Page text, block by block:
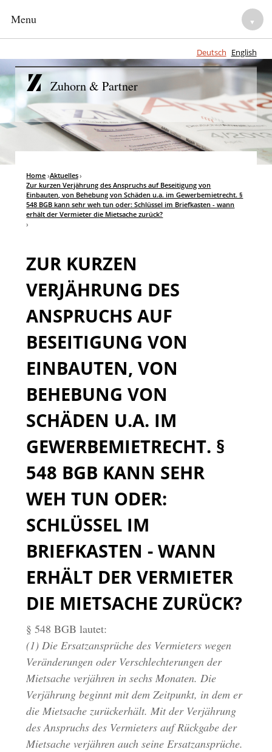
Menu ▼
Deutsch English
HOME
NOTARE ▼
ANWALTLICHE BERATUNG ▼
TEAM
KARRIERE ▼
Zuhorn & Partner
Home ›Aktuelles›
Zur kurzen Verjährung des Anspruchs auf Beseitigung von
Einbauten, von Behebung von Schäden u.a. im Gewerbemietrecht. §
548 BGB kann sehr weh tun oder: Schlüssel im Briefkasten - wann
erhält der Vermieter die Mietsache zurück?
›
ZUR KURZEN
VERJÄHRUNG DES
ANSPRUCHS AUF
BESEITIGUNG VON
EINBAUTEN, VON
BEHEBUNG VON
SCHÄDEN U.A. IM
GEWERBEMIETRECHT. §
548 BGB KANN SEHR
WEH TUN ODER:
SCHLÜSSEL IM
BRIEFKASTEN - WANN
ERHÄLT DER VERMIETER
DIE MIETSACHE ZURÜCK?
§ 548 BGB lautet:
(1) Die Ersatzansprüche des Vermieters wegen
Veränderungen oder Verschlechterungen der
Mietsache verjähren in sechs Monaten. Die
Verjährung beginnt mit dem Zeitpunkt, in dem er
die Mietsache zurückerhält. Mit der Verjährung
des Anspruchs des Vermieters auf Rückgabe der
Mietsache verjähren auch seine Ersatzansprüche.